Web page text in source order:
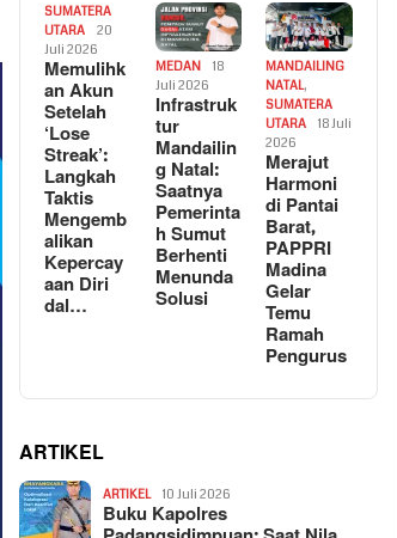
SUMATERA
UTARA
20
Juli 2026
Memulihk
an Akun
Setelah
‘Lose
Streak’:
Langkah
Taktis
Mengemb
alikan
Kepercay
aan Diri
dal…
MEDAN
18
Juli 2026
Infrastruk
tur
Mandailin
g Natal:
Saatnya
Pemerinta
h Sumut
Berhenti
Menunda
Solusi
MANDAILING
NATAL,
SUMATERA
UTARA
18 Juli
2026
Merajut
Harmoni
di Pantai
Barat,
PAPPRI
Madina
Gelar
Temu
Ramah
Pengurus
ARTIKEL
ARTIKEL 10 Juli 2026
Buku Kapolres